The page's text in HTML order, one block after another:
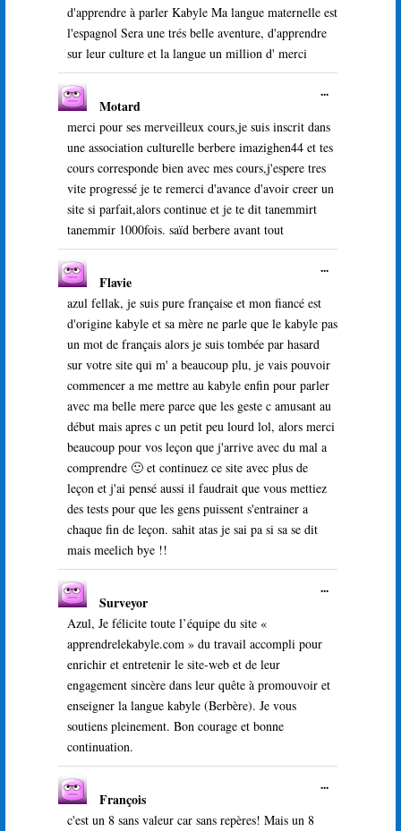
d'apprendre à parler Kabyle Ma langue maternelle est
l'espagnol Sera une trés belle aventure, d'apprendre
sur leur culture et la langue un million d' merci
méta.
Motard
merci pour ses merveilleux cours,je suis inscrit dans
une association culturelle berbere imazighen44 et tes
cours corresponde bien avec mes cours,j'espere tres
vite progressé je te remerci d'avance d'avoir creer un
site si parfait,alors continue et je te dit tanemmirt
tanemmir 1000fois. saïd berbere avant tout
...Ouvrir/
boîte
méta.
Flavie
azul fellak, je suis pure française et mon fiancé est
d'origine kabyle et sa mère ne parle que le kabyle pas
un mot de français alors je suis tombée par hasard
sur votre site qui m' a beaucoup plu, je vais pouvoir
commencer a me mettre au kabyle enfin pour parler
avec ma belle mere parce que les geste c amusant au
début mais apres c un petit peu lourd lol, alors merci
beaucoup pour vos leçon que j'arrive avec du mal a
comprendre 🙂 et continuez ce site avec plus de
leçon et j'ai pensé aussi il faudrait que vous mettiez
des tests pour que les gens puissent s'entrainer a
chaque fin de leçon. sahit atas je sai pa si sa se dit
mais meelich bye !!
...Ouvrir/
méta.
Surveyor
Azul, Je félicite toute l’équipe du site «
apprendrelekabyle.com » du travail accompli pour
enrichir et entretenir le site-web et de leur
engagement sincère dans leur quête à promouvoir et
enseigner la langue kabyle (Berbère). Je vous
soutiens pleinement. Bon courage et bonne
continuation.
...Ouvrir/
François
c'est un 8 sans valeur car sans repères! Mais un 8
...Ouvrir/